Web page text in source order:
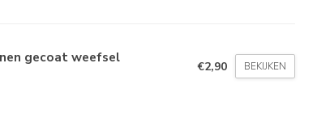
gecoat weefsel
€2,90 BEKIJKEN